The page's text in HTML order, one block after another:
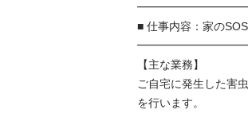
■ 仕事内容：家の
【主な業務】
ご自宅に発生した害
を行います。